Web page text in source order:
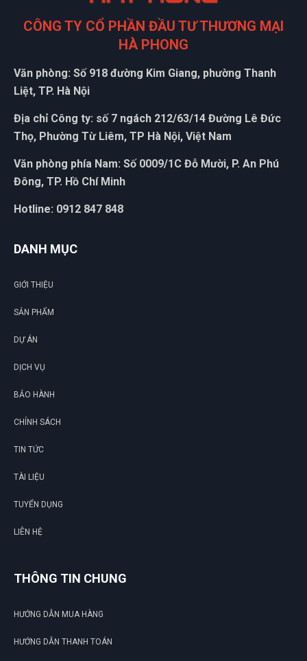
CÔNG TY CỔ PHẦN ĐẦU TƯ THƯƠNG MẠI
HÀ PHONG
Văn phòng: Số 918 đường Kim Giang, phường Thanh
Liệt, TP. Hà Nội
Địa chỉ Công ty: số 7 ngách 212/63/14 Đường Lê Đức
Thọ, Phường Từ Liêm, TP Hà Nội, Việt Nam
Văn phòng phía Nam: Số 0009/1C Đỗ Mười, P. An Phú
Đông, TP. Hồ Chí Minh
Hotline: 0912 847 848
DANH MỤC
GIỚI THIỆU
SẢN PHẨM
DỰ ÁN
DỊCH VỤ
BẢO HÀNH
CHÍNH SÁCH
TIN TỨC
TÀI LIỆU
TUYỂN DỤNG
LIÊN HỆ
THÔNG TIN CHUNG
HƯỚNG DẪN MUA HÀNG
HƯỚNG DẪN THANH TOÁN